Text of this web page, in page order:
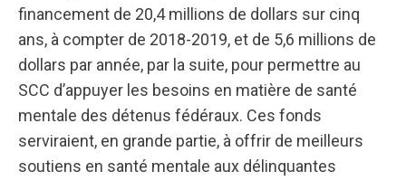
financement de 20,4 millions de dollars sur cinq
ans, à compter de 2018-2019, et de 5,6 millions de
dollars par année, par la suite, pour permettre au
SCC d’appuyer les besoins en matière de santé
mentale des détenus fédéraux. Ces fonds
serviraient, en grande partie, à offrir de meilleurs
soutiens en santé mentale aux délinquantes